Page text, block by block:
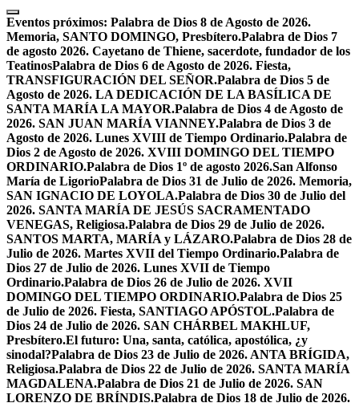
Eventos próximos: Palabra de Dios 8 de Agosto de 2026.
Memoria, SANTO DOMINGO, Presbítero.Palabra de Dios 7
de agosto 2026. Cayetano de Thiene, sacerdote, fundador de los
TeatinosPalabra de Dios 6 de Agosto de 2026. Fiesta,
TRANSFIGURACIÓN DEL SEÑOR.Palabra de Dios 5 de
Agosto de 2026. LA DEDICACIÓN DE LA BASÍLICA DE
SANTA MARÍA LA MAYOR.Palabra de Dios 4 de Agosto de
2026. SAN JUAN MARÍA VIANNEY.Palabra de Dios 3 de
Agosto de 2026. Lunes XVIII de Tiempo Ordinario.Palabra de
Dios 2 de Agosto de 2026. XVIII DOMINGO DEL TIEMPO
ORDINARIO.Palabra de Dios 1º de agosto 2026.San Alfonso
María de LigorioPalabra de Dios 31 de Julio de 2026. Memoria,
SAN IGNACIO DE LOYOLA.Palabra de Dios 30 de Julio del
2026. SANTA MARÍA DE JESÚS SACRAMENTADO
VENEGAS, Religiosa.Palabra de Dios 29 de Julio de 2026.
SANTOS MARTA, MARÍA y LÁZARO.Palabra de Dios 28 de
Julio de 2026. Martes XVII del Tiempo Ordinario.Palabra de
Dios 27 de Julio de 2026. Lunes XVII de Tiempo
Ordinario.Palabra de Dios 26 de Julio de 2026. XVII
DOMINGO DEL TIEMPO ORDINARIO.Palabra de Dios 25
de Julio de 2026. Fiesta, SANTIAGO APÓSTOL.Palabra de
Dios 24 de Julio de 2026. SAN CHÁRBEL MAKHLUF,
Presbítero.El futuro: Una, santa, católica, apostólica, ¿y
sinodal?Palabra de Dios 23 de Julio de 2026. ANTA BRÍGIDA,
Religiosa.Palabra de Dios 22 de Julio de 2026. SANTA MARÍA
MAGDALENA.Palabra de Dios 21 de Julio de 2026. SAN
LORENZO DE BRÍNDIS.Palabra de Dios 18 de Julio de 2026.